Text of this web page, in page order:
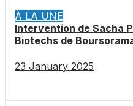
À LA UNE
Intervention de Sacha
Biotechs de
23 January 2025